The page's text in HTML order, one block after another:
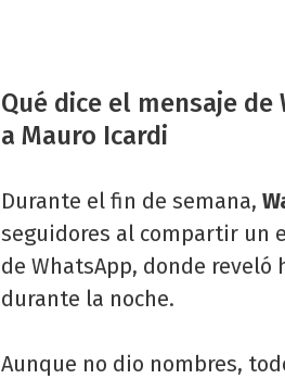
Qué dice el mensaje
a Mauro Icardi
Durante el fin de semana,
seguidores al compartir un
de WhatsApp, donde
durante la noche.
Aunque no dio nombres,